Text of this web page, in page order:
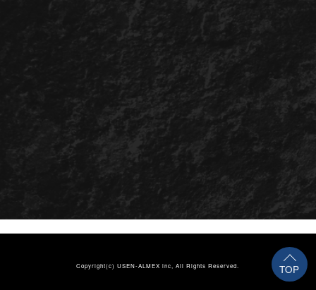
Copyright(c)USEN-ALMEX inc, All Rights Reserved.